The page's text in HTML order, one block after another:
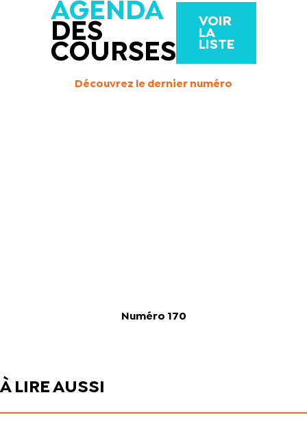
AGENDA
DES
COURSES
VOIR
LA
LISTE
Découvrez le dernier numéro
Numéro 170
À LIRE AUSSI